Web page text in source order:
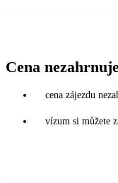
Cena
cena zájezdu
vízum si můžete